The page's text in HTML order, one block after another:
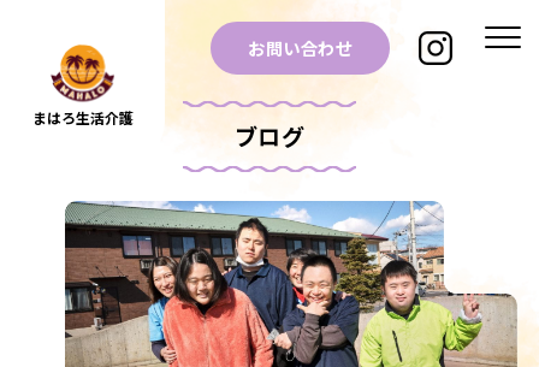
まはろ生活介護
お問い合わせ
ブログ